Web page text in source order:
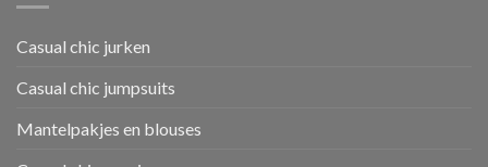
Casual chic jurken
Casual chic jumpsuits
Mantelpakjes en blouses